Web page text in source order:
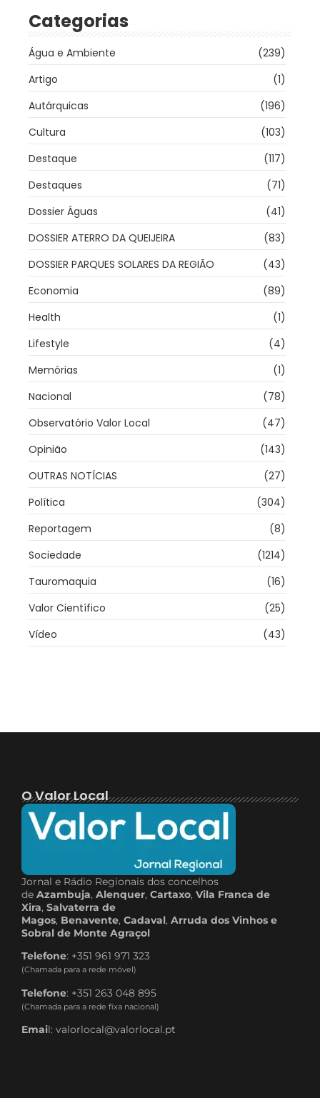
Categorias
Água e Ambiente
(239)
Artigo
(1)
Autárquicas
(196)
Cultura
(103)
Destaque
(117)
Destaques
(71)
Dossier Águas
(41)
DOSSIER ATERRO DA QUEIJEIRA
(83)
DOSSIER PARQUES SOLARES DA REGIÃO
(43)
Economia
(89)
Health
(1)
Lifestyle
(4)
Memórias
(1)
Nacional
(78)
Observatório Valor Local
(47)
Opinião
(143)
OUTRAS NOTÍCIAS
(27)
Política
(304)
Reportagem
(8)
Sociedade
(1214)
Tauromaquia
(16)
Valor Científico
(25)
Vídeo
(43)
O Valor Local
Jornal e Rádio Regionais dos concelhos
de Azambuja, Alenquer, Cartaxo, Vila Franca de
Xira, Salvaterra de
Magos, Benavente, Cadaval, Arruda dos Vinhos e
Sobral de Monte Agraçol
Telefone: +351 961 971 323
(Chamada para a rede móvel)
Telefone: +351 263 048 895
(Chamada para a rede fixa nacional)
Email: valorlocal@valorlocal.pt